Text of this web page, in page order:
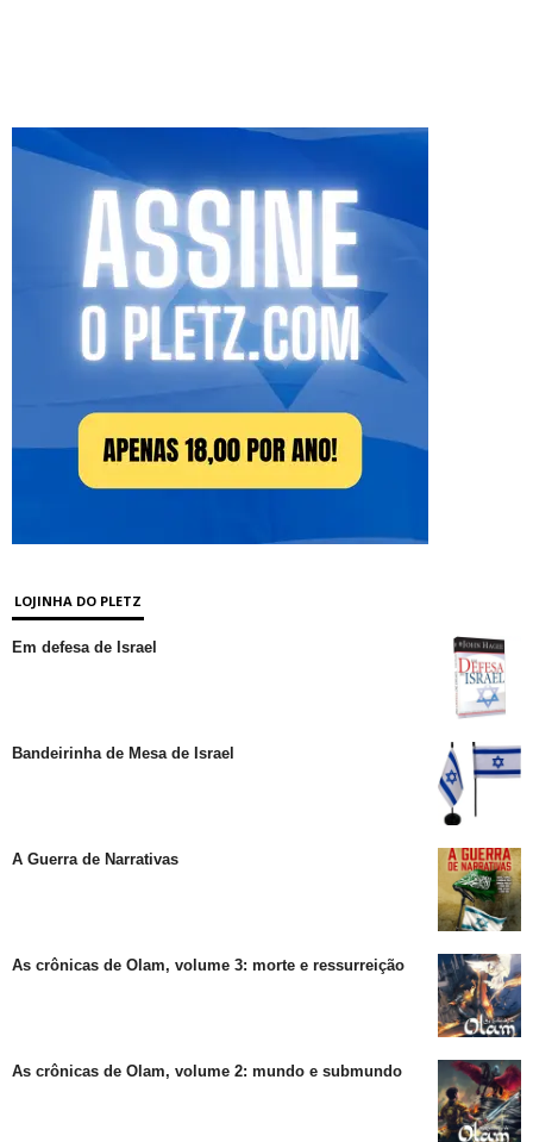
LOJINHA DO PLETZ
Em defesa de Israel
Bandeirinha de Mesa de Israel
A Guerra de Narrativas
As crônicas de Olam, volume 3: morte e ressurreição
As crônicas de Olam, volume 2: mundo e submundo